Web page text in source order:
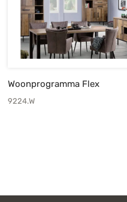
Woonprogramma Flex
9224.W